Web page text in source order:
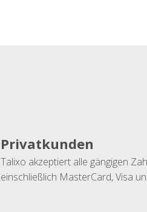
Privatkunden
Talixo akzeptiert alle gängigen
einschließlich MasterCard, Visa